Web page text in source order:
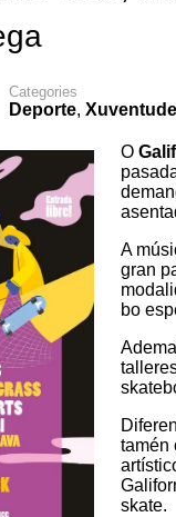
Categories
Deporte, Xuventude
O
A
gran
bo
tamén
skate.